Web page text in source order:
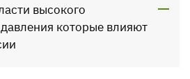
высокого
которые влияют